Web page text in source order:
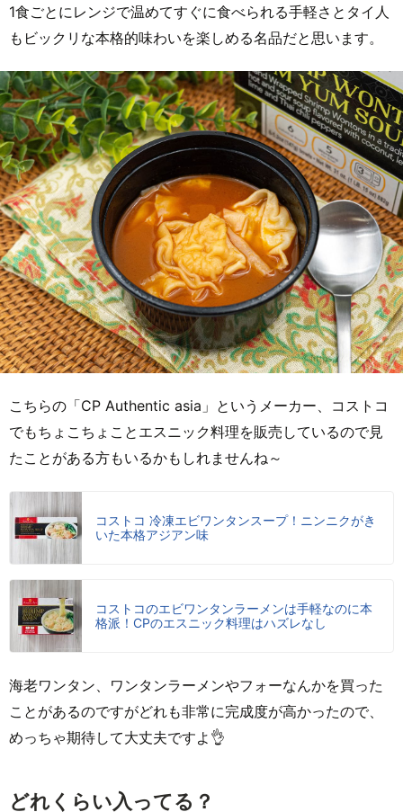
1食ごとにレンジで温めてすぐに食べられる手軽さとタイ人
もビックリな本格的味わいを楽しめる名品だと思います。
こちらの「CP Authentic asia」というメーカー、コストコ
でもちょこちょことエスニック料理を販売しているので見
たことがある方もいるかもしれませんね～
コストコ 冷凍エビワンタンスープ！ニンニクがき
いた本格アジアン味
コストコのエビワンタンラーメンは手軽なのに本
格派！CPのエスニック料理はハズレなし
海老ワンタン、ワンタンラーメンやフォーなんかを買った
ことがあるのですがどれも非常に完成度が高かったので、
めっちゃ期待して大丈夫ですよ👌
どれくらい入ってる？